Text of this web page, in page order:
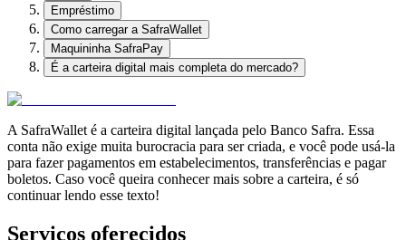
Empréstimo
Como carregar a SafraWallet
Maquininha SafraPay
É a carteira digital mais completa do mercado?
A SafraWallet é a carteira digital lançada pelo Banco Safra. Essa
conta não exige muita burocracia para ser criada, e você pode usá-la
para fazer pagamentos em estabelecimentos, transferências e pagar
boletos. Caso você queira conhecer mais sobre a carteira, é só
continuar lendo esse texto!
Serviços oferecidos